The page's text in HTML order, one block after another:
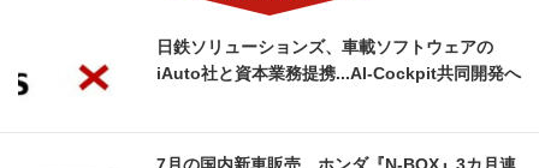
日鉄ソリューションズ、車載ソフトウェアの
iAuto社と資本業務提携...AI-Cockpit共同開発へ